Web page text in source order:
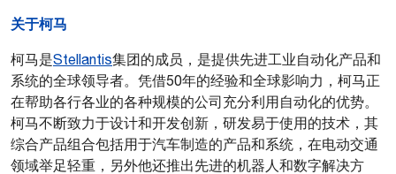
PDF格式
关于柯马
柯马是Stellantis集团的成员，是提供先进工业自动化产品和
系统的全球领导者。凭借50年的经验和全球影响力，柯马正
在帮助各行各业的各种规模的公司充分利用自动化的优势。
柯马不断致力于设计和开发创新，研发易于使用的技术，其
综合产品组合包括用于汽车制造的产品和系统，在电动交通
领域举足轻重，另外他还推出先进的机器人和数字解决方